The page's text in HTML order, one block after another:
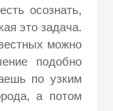
осознать,
это задача.
можно
подобно
по узким
а потом